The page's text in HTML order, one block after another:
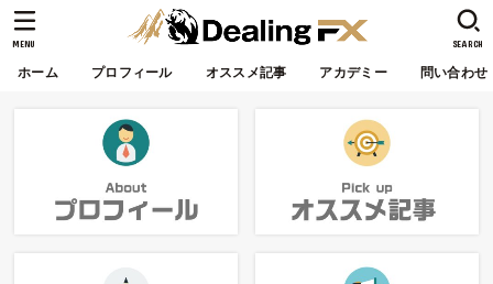
ホーム プロフィール オススメ記事 アカデミー 問い合わせ
SEARCH
MENU